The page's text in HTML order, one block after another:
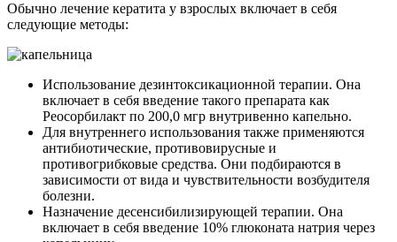
Обычно лечение кератита у взрослых включает в себя
следующие методы:
Использование дезинтоксикационной терапии. Она
включает в себя введение такого препарата как
Реосорбилакт по 200,0 мгр внутривенно капельно.
Для внутреннего использования также применяются
антибиотические, противовирусные и
противогрибковые средства. Они подбираются в
зависимости от вида и чувствительности возбудителя
болезни.
Назначение десенсибилизирующей терапии. Она
включает в себя введение 10% глюконата натрия через